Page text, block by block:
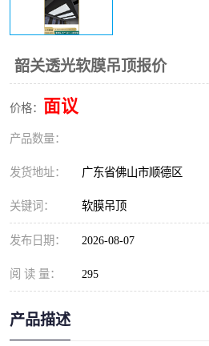
韶关透光软膜吊顶报价
价格： 面议
产品数量：
发货地址： 广东省佛山市顺德区
关键词： 软膜吊顶
发布日期： 2026-08-07
阅 读 量： 295
产品描述